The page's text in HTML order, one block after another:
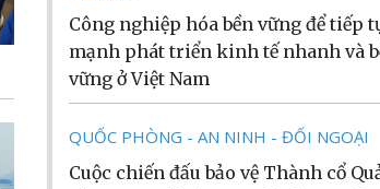
Công nghiệp hóa bền vững để tiếp
mạnh phát triển kinh tế nhanh và
vững ở Việt Nam
QUỐC PHÒNG - AN NINH - ĐỐI NGOẠI
Cuộc chiến đấu bảo vệ Thành cổ